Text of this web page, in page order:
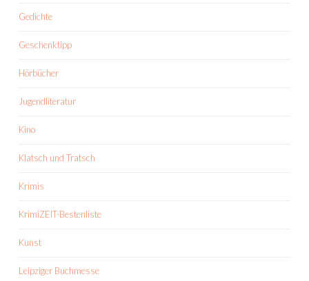
Gedichte
Geschenktipp
Hörbücher
Jugendliteratur
Kino
Klatsch und Tratsch
Krimis
KrimiZEIT-Bestenliste
Kunst
Leipziger Buchmesse